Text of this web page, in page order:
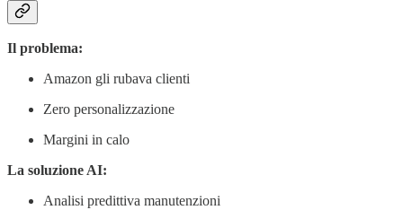
Il problema:
Amazon gli rubava clienti
Zero personalizzazione
Margini in calo
La soluzione AI:
Analisi predittiva manutenzioni